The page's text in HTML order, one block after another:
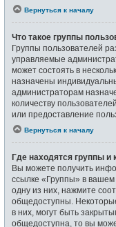
Вернуться к началу
Что такое группы
Группы пользователей
управляемые
может состоять в
назначены
администраторам
количеству
или предоставление
Вернуться к началу
Где находятся группы и
Вы можете получить
ссылке «Группы» в вашем
одну из них, нажмите
общедоступны.
в них, могут быть
общедоступна, то вы